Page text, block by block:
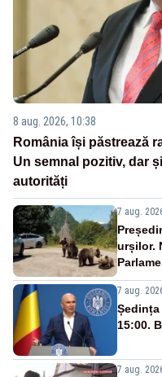
8 aug. 2026, 10:38
România își păstrează
Un semnal pozitiv, dar
autorități
7 aug.
urșilor.
7 aug.
15:00.
7 aug.